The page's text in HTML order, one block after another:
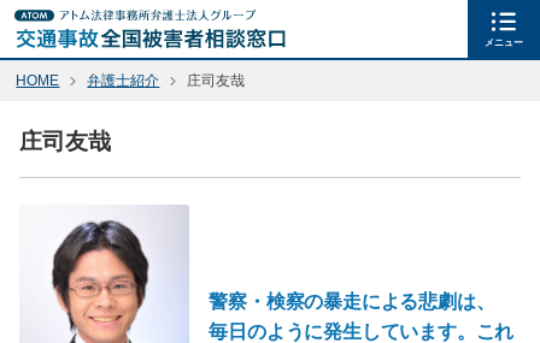
メニュー
HOME 弁護士紹介 庄司友哉
庄司友哉
警察・検察の暴走による悲劇は、
毎日のように発生しています。これ